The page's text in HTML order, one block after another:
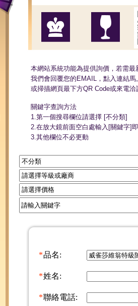
本網站系統功能為提供詢價，若需
我們會回覆您的EMAIL，點入連結
或掃描網頁最下方QR Code或來電洽
關鍵字查詢方法
1.第一個搜尋欄位請選擇 [不分類]
2.在放大鏡前面空白處輸入[關鍵字]
3.其他欄位不必更動
*品名:
*姓名:
*聯絡電話: